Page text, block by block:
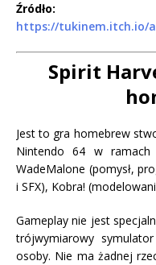
Źródło:
https://tukinem.itch.io/
Spirit
Jest to gra homebrew
Nintendo 64 w ramach
WadeMalone (pomysł,
i SFX), Kobra!
Gameplay nie jest
trójwymiarowy
osoby. Nie ma żadnej